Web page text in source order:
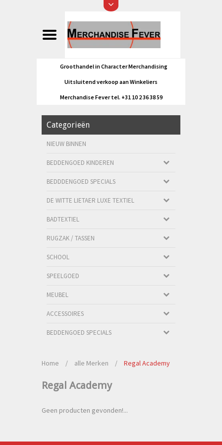
Groothandel in Character Merchandising
Uitsluitend verkoop aan Winkeliers
Merchandise Fever tel. +31 10 2 36 38 59
Categorieën
NIEUW BINNEN
BEDDENGOED KINDEREN
BEDDDENGOED SPECIALS
DE WITTE LIETAER LUXE TEXTIEL
BADTEXTIEL
RUGZAK / TASSEN
SCHOOL
SPEELGOED
MEUBEL
ACCESSOIRES
BEDDENGOED SPECIALS
Home / alle Merken / Regal Academy
Regal Academy
Geen producten gevonden!...